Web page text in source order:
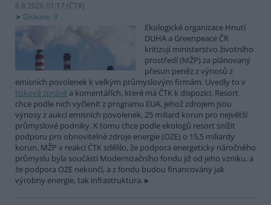
6.8.2026 01:17 (ČTK)
Diskuse: 9
Ekologické organizace Hnutí
DUHA a Greenpeace ČR
kritizují ministerstvo životního
prostředí (MŽP) za plánovaný
přesun peněz z výnosů z
emisních povolenek k velkým průmyslovým firmám. Uvedly to v
tiskové zprávě a komentářích, které má ČTK k dispozici. Resort
chce podle nich vyčlenit z programu EUA, jehož zdrojem jsou
výnosy z aukcí emisních povolenek, 25 miliard korun pro největší
průmyslové podniky. K tomu chce podle ekologů resort snížit
podporu pro obnovitelné zdroje energie (OZE) o 15,5 miliardy
korun. MŽP v reakci ČTK sdělilo, že podpora energeticky náročného
průmyslu byla součástí Modernizačního fondu již od jeho vzniku, a
že podpora OZE nekončí, a z fondu budou financovány jak
výrobny energie, tak infrastruktura.